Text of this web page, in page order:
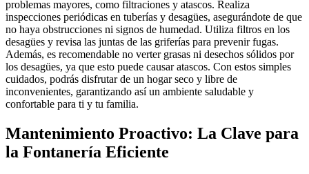
problemas mayores, como filtraciones y atascos. Realiza
inspecciones periódicas en tuberías y desagües, asegurándote de que
no haya obstrucciones ni signos de humedad. Utiliza filtros en los
desagües y revisa las juntas de las griferías para prevenir fugas.
Además, es recomendable no verter grasas ni desechos sólidos por
los desagües, ya que esto puede causar atascos. Con estos simples
cuidados, podrás disfrutar de un hogar seco y libre de
inconvenientes, garantizando así un ambiente saludable y
confortable para ti y tu familia.
Mantenimiento Proactivo: La Clave para
la Fontanería Eficiente